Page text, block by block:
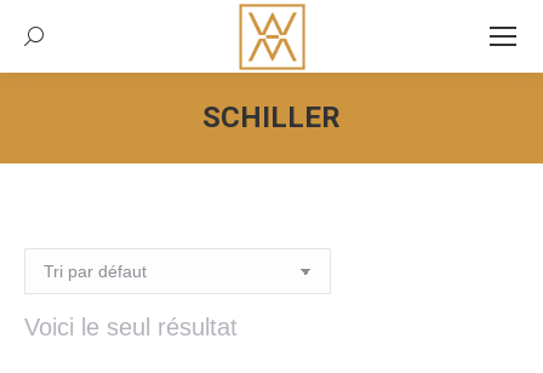
Recherche:
SCHILLER
Vous êtes ici :
Voici le seul résultat